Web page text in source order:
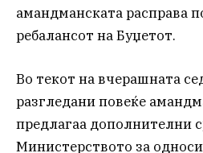
амандманската расправа
ребалансот на Буџетот.
Во текот на вчерашната
разгледани повеќе
предлагаа дополнителни
Министерството за